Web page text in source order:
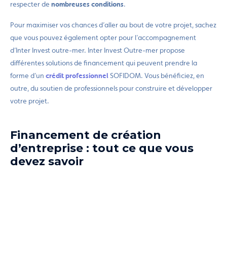
respecter de nombreuses conditions.
Pour maximiser vos chances d’aller au bout de votre projet, sachez
que vous pouvez également opter pour l’accompagnement
d’Inter Invest outre-mer. Inter Invest Outre-mer propose
différentes solutions de financement qui peuvent prendre la
forme d’un crédit professionnelSOFIDOM. Vous bénéficiez, en
outre, du soutien de professionnels pour construire et développer
votre projet.
Financement de création
d’entreprise : tout ce que vous
devez savoir